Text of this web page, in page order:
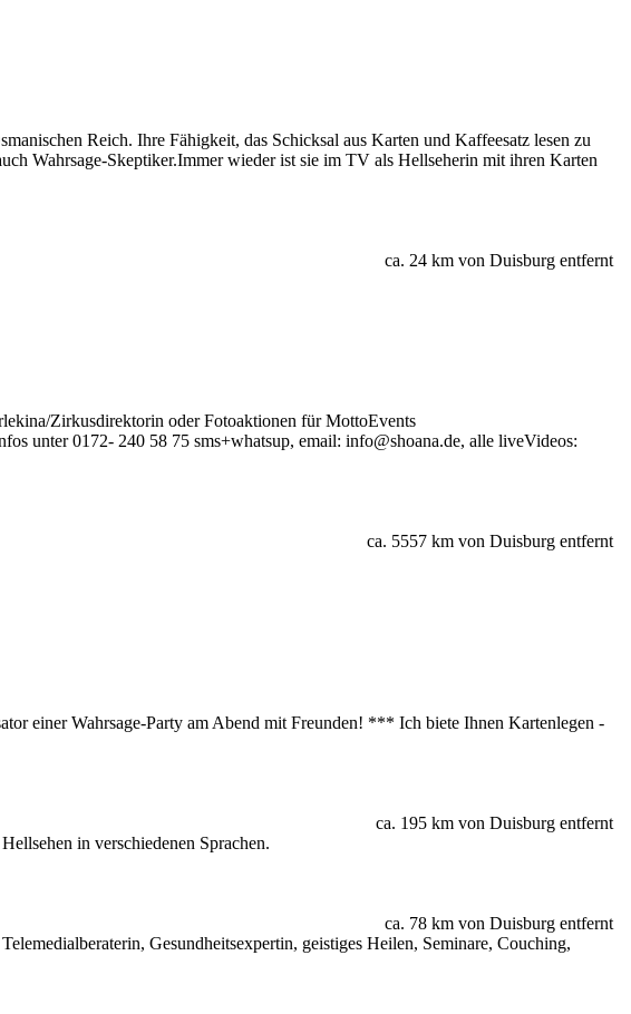
Reich. Ihre Fähigkeit, das Schicksal aus Karten und Kaffeesatz lesen zu
Wahrsage-Skeptiker.Immer wieder ist sie im TV als Hellseherin mit ihren Karten
ca. 24 km von Duisburg entfernt
Zirkusdirektorin oder Fotoaktionen für MottoEvents
unter 0172- 240 58 75 sms+whatsup, email: info@shoana.de, alle liveVideos:
ca. 5557 km von Duisburg entfernt
einer Wahrsage-Party am Abend mit Freunden! *** Ich biete Ihnen Kartenlegen -
ca. 195 km von Duisburg entfernt
in verschiedenen Sprachen.
ca. 78 km von Duisburg entfernt
Gesundheitsexpertin, geistiges Heilen, Seminare, Couching,